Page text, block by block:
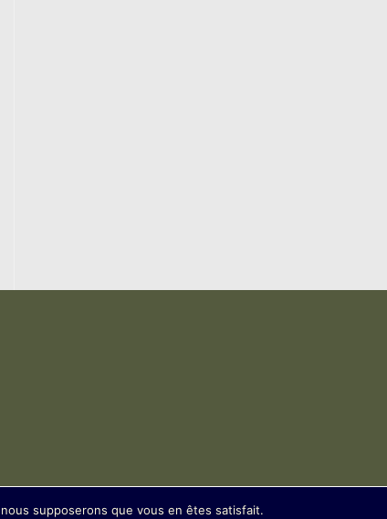
supposerons que vous en êtes satisfait.